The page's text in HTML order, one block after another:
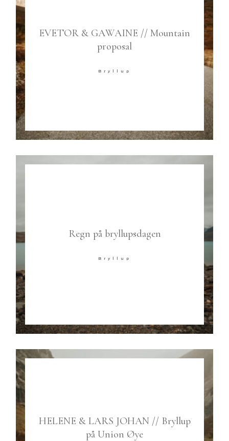
EVETOR & GAWAINE // Mountain
proposal
Bryllup
Regn på bryllupsdagen
Bryllup
HELENE & LARS JOHAN // Bryllup
på Union Øye